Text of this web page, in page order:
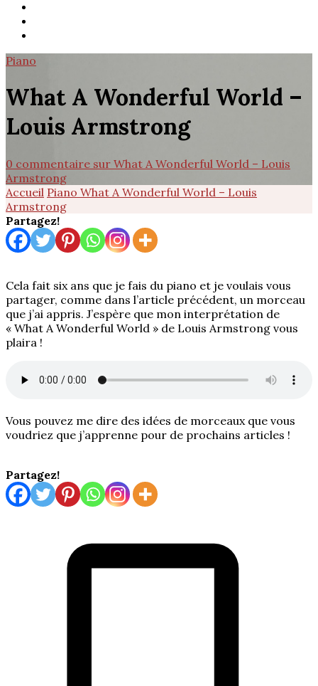
Piano
What A Wonderful World –
Louis Armstrong
0 commentaire sur What A Wonderful World – Louis
Armstrong
Accueil Piano What A Wonderful World – Louis
Armstrong
Partagez!
Cela fait six ans que je fais du piano et je voulais vous
partager, comme dans l’article précédent, un morceau
que j’ai appris. J’espère que mon interprétation de
« What A Wonderful World » de Louis Armstrong vous
plaira !
Vous pouvez me dire des idées de morceaux que vous
voudriez que j’apprenne pour de prochains articles !
Partagez!